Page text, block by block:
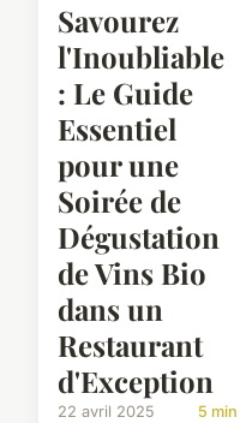
Savourez
l'Inoubliable
: Le Guide
Essentiel
pour une
Soirée de
Dégustation
de Vins Bio
dans un
Restaurant
d'Exception
22 avril 2025 5 min